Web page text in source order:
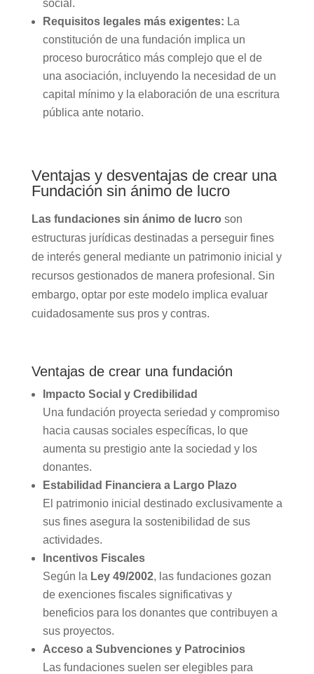
social.
Requisitos legales más exigentes: La
constitución de una fundación implica un
proceso burocrático más complejo que el de
una asociación, incluyendo la necesidad de un
capital mínimo y la elaboración de una escritura
pública ante notario.
Ventajas y desventajas de crear una
Fundación sin ánimo de lucro
Las fundaciones sin ánimo de lucro son
estructuras jurídicas destinadas a perseguir fines
de interés general mediante un patrimonio inicial y
recursos gestionados de manera profesional. Sin
embargo, optar por este modelo implica evaluar
cuidadosamente sus pros y contras.
Ventajas de crear una fundación
Impacto Social y Credibilidad
Una fundación proyecta seriedad y compromiso
hacia causas sociales específicas, lo que
aumenta su prestigio ante la sociedad y los
donantes.
Estabilidad Financiera a Largo Plazo
El patrimonio inicial destinado exclusivamente a
sus fines asegura la sostenibilidad de sus
actividades.
Incentivos Fiscales
Según la Ley 49/2002, las fundaciones gozan
de exenciones fiscales significativas y
beneficios para los donantes que contribuyen a
sus proyectos.
Acceso a Subvenciones y Patrocinios
Las fundaciones suelen ser elegibles para